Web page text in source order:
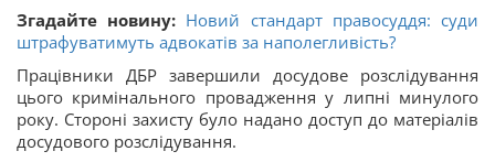
Згадайте новину: Новий стандарт правосуддя: суди
штрафуватимуть адвокатів за наполегливість?
Працівники ДБР завершили досудове розслідування
цього кримінального провадження у липні минулого
року. Стороні захисту було надано доступ до матеріалів
досудового розслідування.